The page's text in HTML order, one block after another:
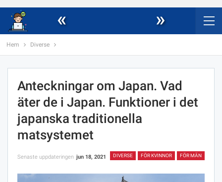
« »
Hem Diverse
Anteckningar om Japan. Vad
äter de i Japan. Funktioner i det
japanska traditionella
matsystemet
DIVERSE FÖR KVINNOR FÖR MÄN
Senaste uppdateringen jun 18, 2021